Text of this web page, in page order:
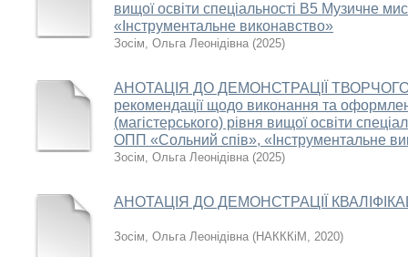
вищої освіти спеціальності В5 Музичне
«Інструментальне виконавство»
Зосім, Ольга Леонідівна (2025)
АНОТАЦІЯ ДО ДЕМОНСТРАЦІЇ ТВОРЧОГО
рекомендації щодо виконання та
(магістерського) рівня вищої освіти
ОПП «Сольний спів», «Інструментальне
Зосім, Ольга Леонідівна (2025)
АНОТАЦІЯ ДО ДЕМОНСТРАЦІЇ
Зосім, Ольга Леонідівна (НАКККіМ , 2020)